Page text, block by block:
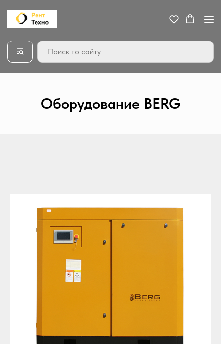
Оборудование BERG